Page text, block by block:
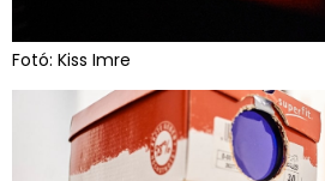
Fotó: Kiss Imre